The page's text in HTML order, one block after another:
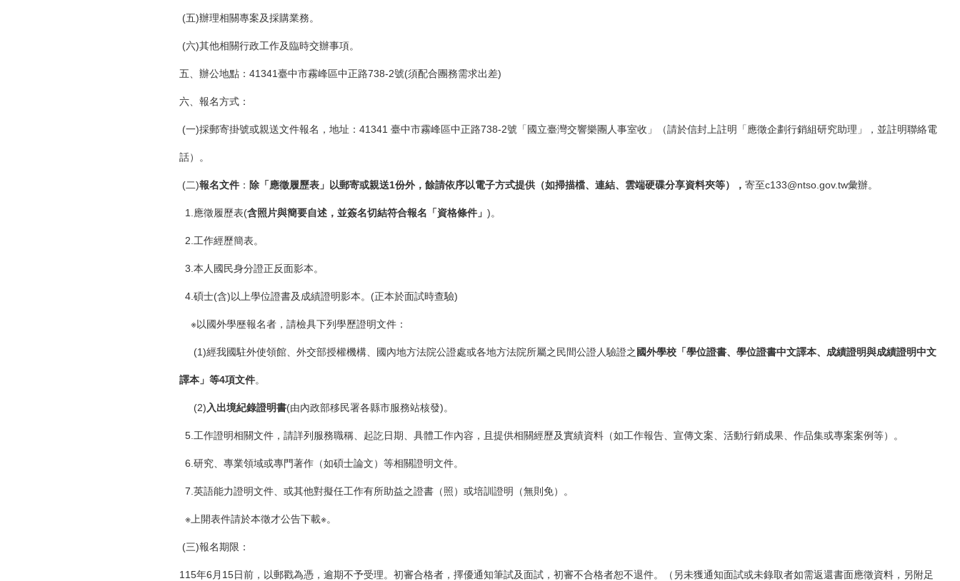
(五)辦理相關專案及採購業務。
(六)其他相關行政工作及臨時交辦事項。
五、辦公地點：41341臺中市霧峰區中正路738-2號(須配合團務需求出差)
六、報名方式：
(一)採郵寄掛號或親送文件報名，地址：41341 臺中市霧峰區中正路738-2號「國立臺灣交響樂團人事室收」（請於信封上註明 「 應徵企劃行銷組研究助理」，並註明聯絡電
話）。
(二)報名文件 ： 除「應徵履歷表」以郵寄或親送1份外，餘請依序以電子方式提供（如掃描檔、連結、雲端硬碟分享資料夾等）， 寄至c133@ntso.gov.tw彙辦。
1.應徵履歷表(含照片與簡要自述，並簽名切結符合報名「資格條件」 )。
2.工作經歷簡表。
3.本人國民身分證正反面影本。
4.碩士(含)以上學位證書及成績證明影本。(正本於面試時查驗)
※以國外學歷報名者，請檢具下列學歷證明文件：
(1)經我國駐外使領館、外交部授權機構、國內地方法院公證處或各地方法院所屬之民間公證人驗證之 國外學校「學位證書、學位證書中文譯本、成績證明與成績證明中文
譯本」等4項文件。
(2) 入出境紀錄證明書(由內政部移民署各縣市服務站核發)。
5.工作證明相關文件，請詳列服務職稱、起訖日期、具體工作內容，且提供相關經歷及實績資料（如工作報告、宣傳文案、活動行銷成果、作品集或專案案例等）。
6.研究、專業領域或專門著作（如碩士論文）等相關證明文件。
7.英語能力證明文件、或其他對擬任工作有所助益之證書（照）或培訓證明（無則免）。
※上開表件請於本徵才公告下載※。
(三)報名期限：
115年6月15日前，以郵戳為憑，逾期不予受理。初審合格者，擇優通知筆試及面試，初審不合格者恕不退件。（另未獲通知面試或未錄取者如需返還書面應徵資料，另附足